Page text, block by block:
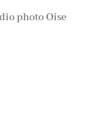
photo Oise